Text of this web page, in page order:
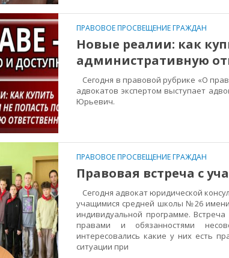
ПРАВОВОЕ ПРОСВЕЩЕНИЕ ГРАЖДАН
Новые реалии: как
административную
Сегодня в правовой рубрике «О
адвокатов экспертом выступает
Юрьевич.
ПРАВОВОЕ ПРОСВЕЩЕНИЕ ГРАЖДАН
Правовая встреча с
Сегодня адвокат юридической
учащимися средней школы №26
индивидуальной программе.
правами и обязанностями
интересовались какие у них есть
ситуации при